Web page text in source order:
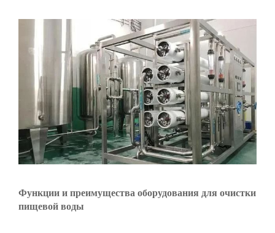
Функции и преимущества оборудования для очистки
пищевой воды